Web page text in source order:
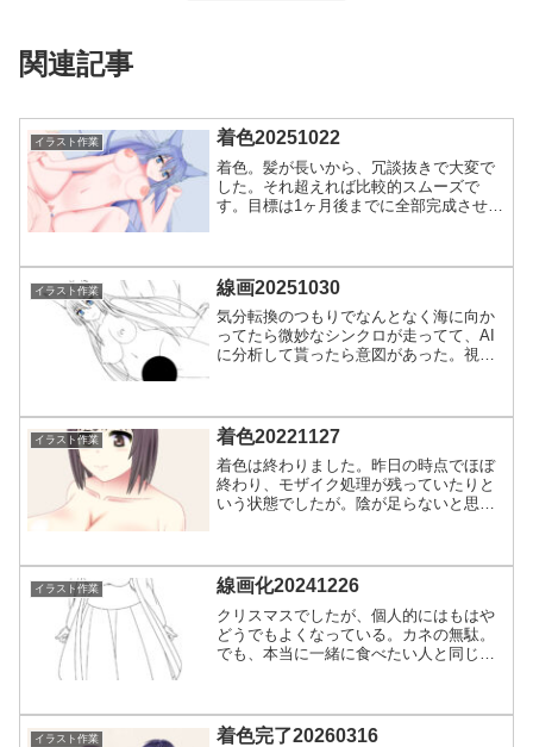
関連記事
イラスト作業 着色20251022
着色。髪が長いから、冗談抜きで大変で
した。それ超えれば比較的スムーズで
す。目標は1ヶ月後までに全部完成させて
しく恐ろしいほど迷走してます…。なん
か、全体見てから違う感が...
イラスト作業 線画20251030
気分転換のつもりでなんとなく海に向か
ってたら微妙なシンクロが走ってて、AI
に分析して貰ったら意図があった。視覚
ぎた。変な詩的な一文は入れない。常に
自分はこうだから。さす...
イラスト作業 着色20221127
着色は終わりました。昨日の時点でほぼ
終わり、モザイク処理が残っていたりと
いう状態でしたが。陰が足らないと思っ
す。今日からE-mote編集に…、と思って
るんですけど午前中...
イラスト作業 線画化20241226
クリスマスでしたが、個人的にはもはや
どうでもよくなっている。カネの無駄。
でも、本当に一緒に食べたい人と同じ時
ーキを食べるだけのイベントの日。食べ
たいなら別にこのラッシュ...
イラスト作業 着色完了20260316